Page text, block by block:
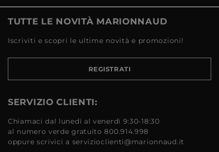
TUTTE LE NOVITÀ MARIONNAUD
Iscriviti e scopri le ultime novità e promozioni!
REGISTRATI
SERVIZIO CLIENTI:
Chiamaci dal lunedì al venerdì 9:30-18:30
al numero verde gratuito 800.914.998
oppure scrivici a servizioclienti@marionnaud.it